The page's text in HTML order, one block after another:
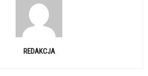
REDAKCJA